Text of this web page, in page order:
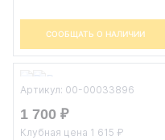
СООБЩАТЬ О НАЛИЧИИ
Артикул: 00-00033896
1 700 ₽
Клубная цена 1 615 ₽